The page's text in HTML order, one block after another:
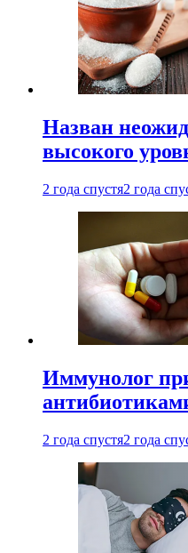
Назван
высокого
2 года спустя2 года
Иммунолог
2 года спустя2 года